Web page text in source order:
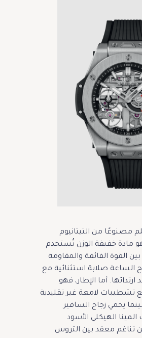
بحجم 42 ملم مصنوعًا من التيتانيوم
مادة خفيفة الوزن تُستخدم
القوة الفائقة والمقاومة
الساعة صلابة استثنائية مع
أما الإطار، فهو
لامعة غير تقليدية
يحمي زجاج السافير
الهيكلي الأسود
معقد بين التروس